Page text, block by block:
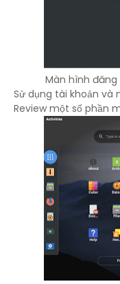
Màn hình đăng
Sử dụng tài khoản và
Review một số phần